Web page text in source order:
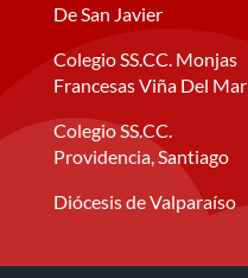
De San Javier
Colegio SS.CC. Monjas
Francesas Viña Del Mar
Colegio SS.CC.
Providencia, Santiago
Diócesis de Valparaíso